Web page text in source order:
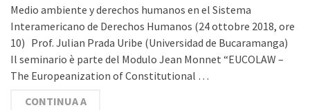
Medio ambiente y derechos humanos en el Sistema
Interamericano de Derechos Humanos (24 ottobre 2018, ore
10) Prof. Julian Prada Uribe (Universidad de Bucaramanga)
Il seminario è parte del Modulo Jean Monnet “EUCOLAW –
The Europeanization of Constitutional …
CONTINUA A